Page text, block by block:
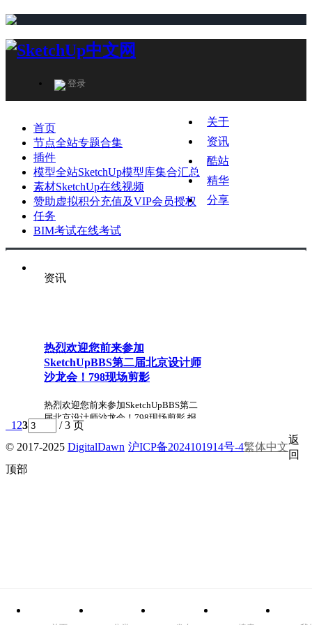
登录
首页
节点全站专题合集
插件
模型全站SketchUp模型库集合汇总
素材SketchUp在线视频
赞助虚拟积分充值及VIP会员授权
任务
BIM考试在线考试
关于
资讯
酷站
精华
分享
资讯
热烈欢迎您前来参加
SketchUpBBS第二届北京设计师
沙龙会！798现场剪影
热烈欢迎您前来参加SketchUpBBS第二
届北京设计师沙龙会！798现场剪影 报
名和沙龙会详细内容，请点击这儿。
http://www.sketchupbbs.com/thread-
62940-1-1.html 今天中午前去北京798艺
1 23 / 3 页
© 2017-2025 DigitalDawn 沪ICP备2024101914号-4繁体中文
返
回
顶部